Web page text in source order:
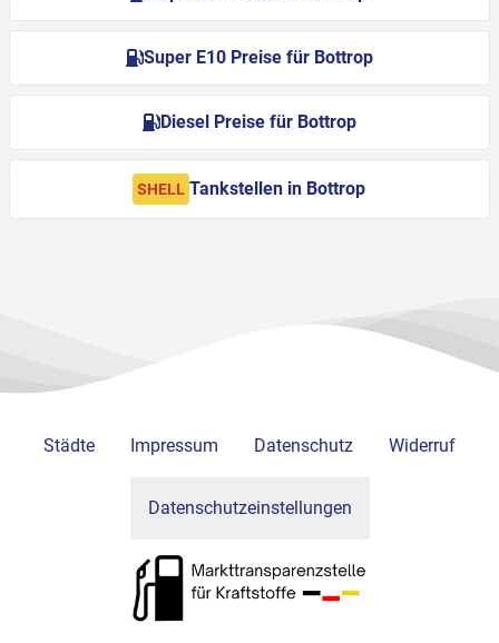
Super E10 Preise für Bottrop
Diesel Preise für Bottrop
SHELL Tankstellen in Bottrop
Städte Impressum Datenschutz Widerruf
Datenschutzeinstellungen